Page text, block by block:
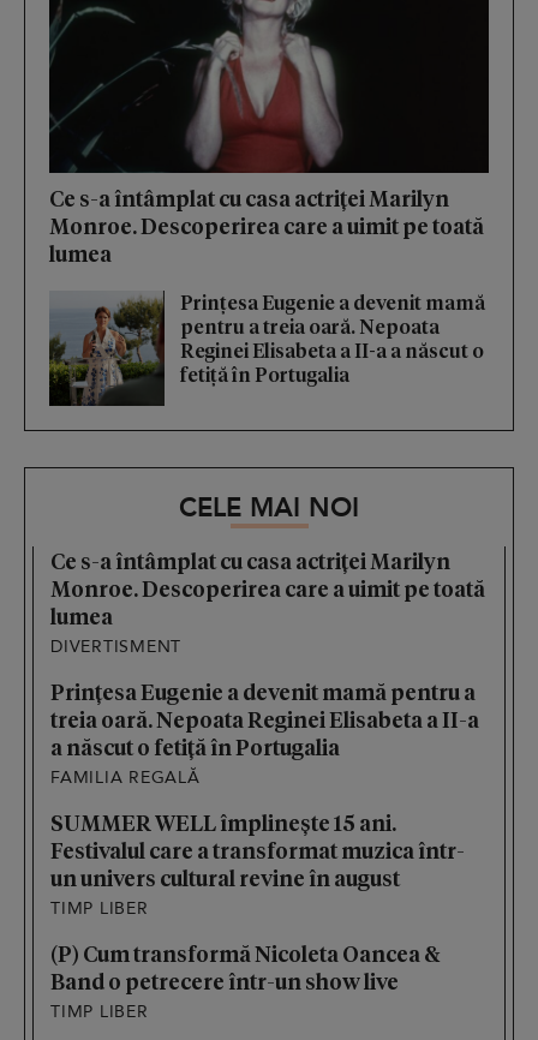
Ce s-a întâmplat cu casa actriței Marilyn
Monroe. Descoperirea care a uimit pe toată
lumea
Prințesa Eugenie a devenit mamă
pentru a treia oară. Nepoata
Reginei Elisabeta a II-a a născut o
fetiță în Portugalia
CELE MAI NOI
Ce s-a întâmplat cu casa actriței Marilyn
Monroe. Descoperirea care a uimit pe toată
lumea
DIVERTISMENT
Prințesa Eugenie a devenit mamă pentru a
treia oară. Nepoata Reginei Elisabeta a II-a
a născut o fetiță în Portugalia
FAMILIA REGALĂ
SUMMER WELL împlinește 15 ani.
Festivalul care a transformat muzica într-
un univers cultural revine în august
TIMP LIBER
(P) Cum transformă Nicoleta Oancea &
Band o petrecere într-un show live
TIMP LIBER